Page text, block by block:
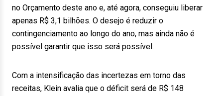
no Orçamento deste ano e, até agora, conseguiu liberar
apenas R$ 3,1 bilhões. O desejo é reduzir o
contingenciamento ao longo do ano, mas ainda não é
possível garantir que isso será possível.
Com a intensificação das incertezas em torno das
receitas, Klein avalia que o déficit será de R$ 148